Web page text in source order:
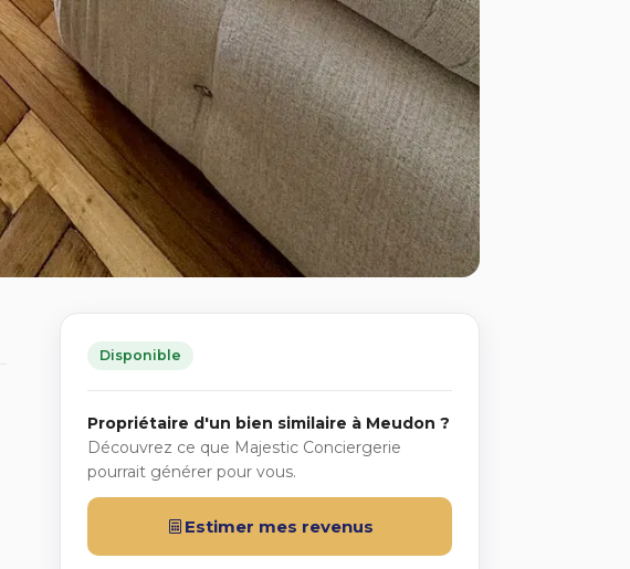
Disponible
Propriétaire d'un bien similaire à Meudon ?
Découvrez ce que Majestic Conciergerie
pourrait générer pour vous.
Estimer mes revenus